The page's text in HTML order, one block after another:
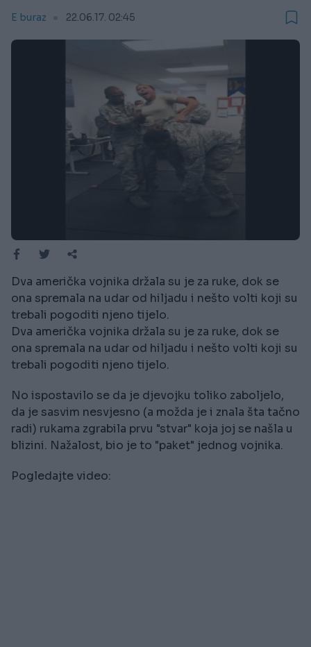
E buraz 22.06.17. 02:45
Dva američka vojnika držala su je za ruke, dok se
ona spremala na udar od hiljadu i nešto volti koji su
trebali pogoditi njeno tijelo.
Dva američka vojnika držala su je za ruke, dok se
ona spremala na udar od hiljadu i nešto volti koji su
trebali pogoditi njeno tijelo.
No ispostavilo se da je djevojku toliko zaboljelo,
da je sasvim nesvjesno (a možda je i znala šta tačno
radi) rukama zgrabila prvu "stvar" koja joj se našla u
blizini. Nažalost, bio je to "paket" jednog vojnika.
Pogledajte video: